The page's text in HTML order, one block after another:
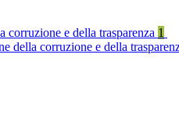
corruzione e della trasparenza 1
della corruzione e della